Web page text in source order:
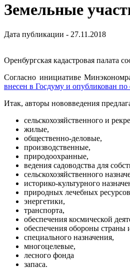
Земельные
Дата публикации - 27.11.2018
Оренбургская кадастровая палата
Согласно инициативе
внесен в Госдуму и опубликован по
Итак, авторы нововведения
сельскохозяйственного и
жилые,
общественно-деловые,
производственные,
природоохранные,
ведения садоводства для
сельскохозяйственного
историко-культурного
природных лечебных
энергетики,
транспорта,
обеспечения космической
обеспечения обороны страны
специального назначения,
многоцелевые,
лесного фонда
запаса.